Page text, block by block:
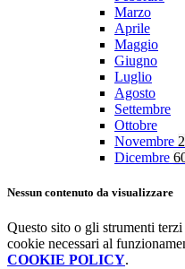
Marzo
Aprile
Maggio
Giugno
Luglio
Agosto
Settembre
Ottobre
Novembre
Dicembre
Nessun contenuto da visualizzare
Questo sito o gli strumenti
cookie necessari al
COOKIE POLICY.